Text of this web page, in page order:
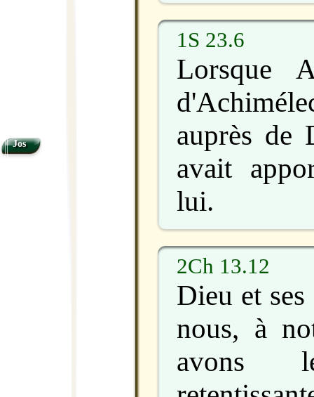
1S 23.6
Lorsque
auprès de
avait
lui.
2Ch 13.12
Dieu et
nous, à
avons
Jos